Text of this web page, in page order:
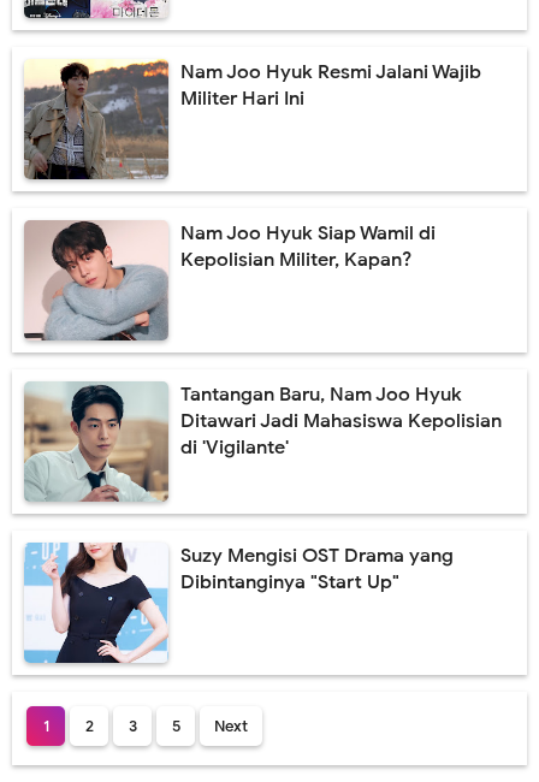
Nam Joo Hyuk Resmi Jalani Wajib
Militer Hari Ini
Nam Joo Hyuk Siap Wamil di
Kepolisian Militer, Kapan?
Tantangan Baru, Nam Joo Hyuk
Ditawari Jadi Mahasiswa Kepolisian
di 'Vigilante'
Suzy Mengisi OST Drama yang
Dibintanginya "Start Up"
1 2 3 5 Next